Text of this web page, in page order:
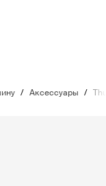
/ Аксессуары /